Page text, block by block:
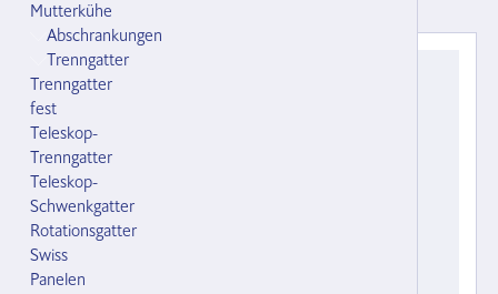
Mutterkühe
Abschrankungen
Trenngatter
Trenngatter
fest
Teleskop-
Trenngatter
Teleskop-
Schwenkgatter
Rotationsgatter
Swiss
Panelen